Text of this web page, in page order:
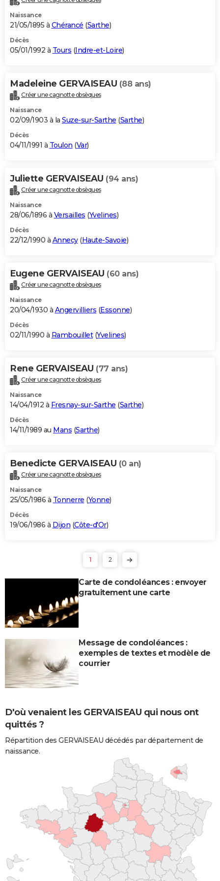
Naissance
21/05/1895 à Chérancé (Sarthe)
Décès
05/01/1992 à Tours (Indre-et-Loire)
Madeleine GERVAISEAU (88 ans)
Créer une cagnotte obsèques
Naissance
02/09/1903 à la Suze-sur-Sarthe (Sarthe)
Décès
04/11/1991 à Toulon (Var)
Juliette GERVAISEAU (94 ans)
Créer une cagnotte obsèques
Naissance
28/06/1896 à Versailles (Yvelines)
Décès
22/12/1990 à Annecy(Haute-Savoie)
Eugene GERVAISEAU (60 ans)
Créer une cagnotte obsèques
Naissance
20/04/1930 à Angervilliers (Essonne)
Décès
02/11/1990 à Rambouillet(Yvelines)
Rene GERVAISEAU (77 ans)
Créer une cagnotte obsèques
Naissance
14/04/1912 à Fresnay-sur-Sarthe (Sarthe)
Décès
14/11/1989 au Mans (Sarthe)
Benedicte GERVAISEAU (0 an)
Créer une cagnotte obsèques
Naissance
25/05/1986 à Tonnerre (Yonne)
Décès
19/06/1986 à Dijon (Côte-d'Or)
1 2
Carte de condoléances : envoyer
gratuitement une carte
Message de condoléances :
exemples de textes et modèle de
courrier
D'où venaient les GERVAISEAU qui nous ont
quittés ?
Répartition des GERVAISEAU décédés par département de
naissance.